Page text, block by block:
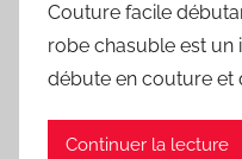
Couture facile
robe chasuble est
débute en couture et
Continuer la lecture